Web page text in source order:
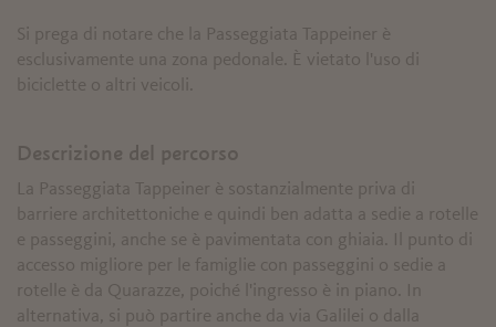
Si prega di notare che la Passeggiata Tappeiner è
esclusivamente una zona pedonale. È vietato l'uso di
biciclette o altri veicoli.
Descrizione del percorso
La Passeggiata Tappeiner è sostanzialmente priva di
barriere architettoniche e quindi ben adatta a sedie a rotelle
e passeggini, anche se è pavimentata con ghiaia. Il punto di
accesso migliore per le famiglie con passeggini o sedie a
rotelle è da Quarazze, poiché l'ingresso è in piano. In
alternativa, si può partire anche da via Galilei o dalla